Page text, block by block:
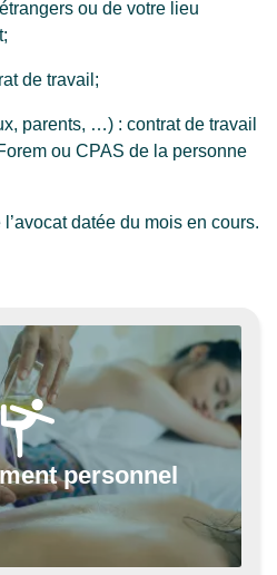
personnel
ou de votre lieu
de travail;
parents, …) : contrat de travail
ou CPAS de la personne
datée du mois en cours.